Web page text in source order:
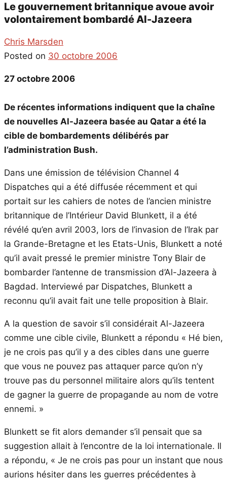
Le gouvernement britannique avoue avoir
volontairement bombardé Al-Jazeera
Chris Marsden
Posted on 30 octobre 2006
27 octobre 2006
De récentes informations indiquent que la chaîne
de nouvelles Al-Jazeera basée au Qatar a été la
cible de bombardements délibérés par
l’administration Bush.
Dans une émission de télévision Channel 4
Dispatches qui a été diffusée récemment et qui
portait sur les cahiers de notes de l’ancien ministre
britannique de l’Intérieur David Blunkett, il a été
révélé qu’en avril 2003, lors de l’invasion de l’Irak par
la Grande-Bretagne et les Etats-Unis, Blunkett a noté
qu’il avait pressé le premier ministre Tony Blair de
bombarder l’antenne de transmission d’Al-Jazeera à
Bagdad. Interviewé par Dispatches, Blunkett a
reconnu qu’il avait fait une telle proposition à Blair.
A la question de savoir s’il considérait Al-Jazeera
comme une cible civile, Blunkett a répondu « Hé bien,
je ne crois pas qu’il y a des cibles dans une guerre
que vous ne pouvez pas attaquer parce qu’on n’y
trouve pas du personnel militaire alors qu’ils tentent
de gagner la guerre de propagande au nom de votre
ennemi. »
Blunkett se fit alors demander s’il pensait que sa
suggestion allait à l’encontre de la loi internationale. Il
a répondu, « Je ne crois pas pour un instant que nous
aurions hésiter dans les guerres précédentes à